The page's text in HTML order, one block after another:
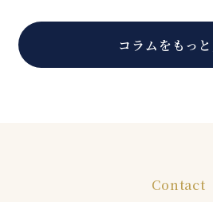
コラムをもっ
Contact